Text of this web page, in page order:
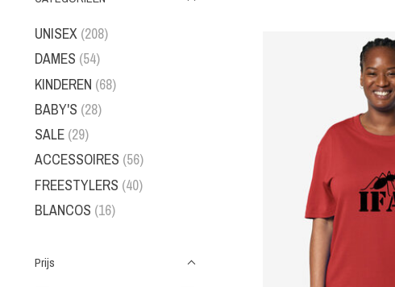
UNISEX (208)
DAMES (54)
KINDEREN (68)
BABY'S (28)
SALE (29)
ACCESSOIRES (56)
FREESTYLERS (40)
BLANCOS (16)
Prijs